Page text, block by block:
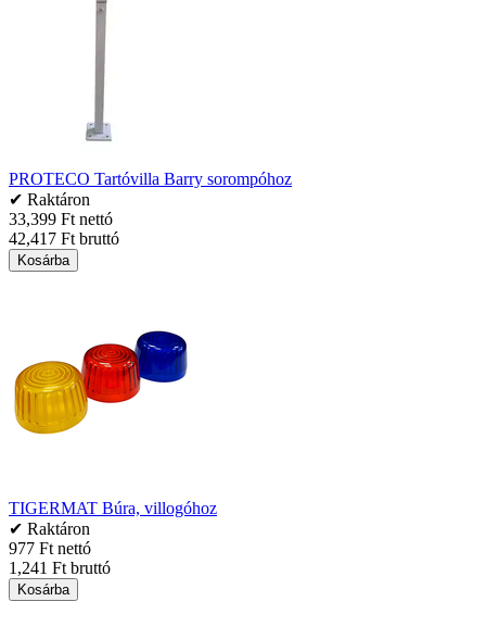
PROTECO Tartóvilla Barry sorompóhoz
✔ Raktáron
33,399 Ft nettó
42,417 Ft bruttó
Kosárba
TIGERMAT Búra, villogóhoz
✔ Raktáron
977 Ft nettó
1,241 Ft bruttó
Kosárba